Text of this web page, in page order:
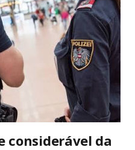
é privilégio pessoal, mas
Ela permite que
temas nacionais sem medo
do plenário, desde que no
do texto
considerável da